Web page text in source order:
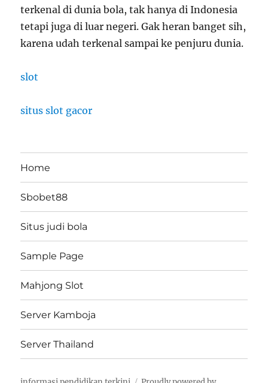
terkenal di dunia bola, tak hanya di Indonesia
tetapi juga di luar negeri. Gak heran banget sih,
karena udah terkenal sampai ke penjuru dunia.
slot
situs slot gacor
Home
Sbobet88
Situs judi bola
Sample Page
Mahjong Slot
Server Kamboja
Server Thailand